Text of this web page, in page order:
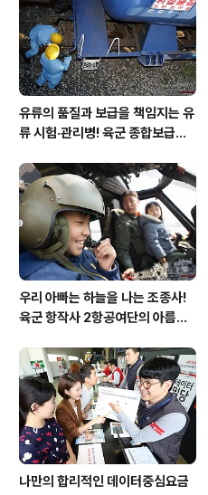
유류의 품질과 보급을 책임지는 유
류 시험·관리병! 육군 종합보급창
우리 아빠는 하늘을 나는 조종사!
육군 항작사 2항공여단의 아름다
나만의 합리적인 데이터중심요금